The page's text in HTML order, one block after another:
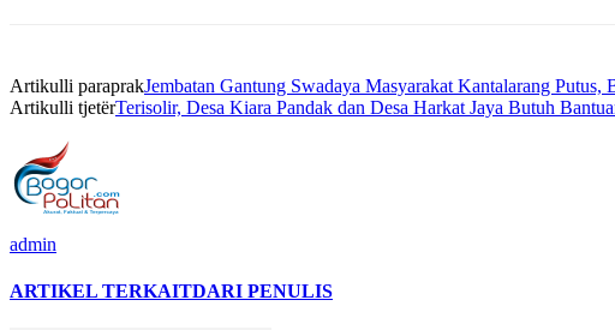
Artikulli paraprakJembatan Gantung Swadaya Masyarakat Kantalarang Putus,
Artikulli tjetërTerisolir, Desa Kiara Pandak dan Desa Harkat Jaya Butuh
admin
ARTIKEL TERKAITDARI PENULIS